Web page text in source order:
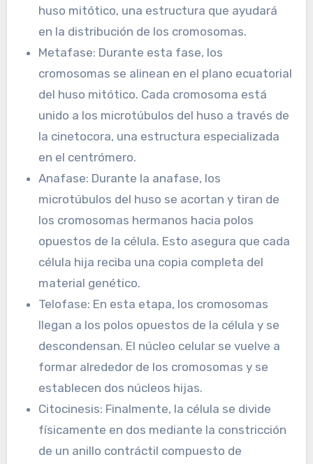
huso mitótico, una estructura que ayudará
en la distribución de los cromosomas.
Metafase: Durante esta fase, los
cromosomas se alinean en el plano ecuatorial
del huso mitótico. Cada cromosoma está
unido a los microtúbulos del huso a través de
la cinetocora, una estructura especializada
en el centrómero.
Anafase: Durante la anafase, los
microtúbulos del huso se acortan y tiran de
los cromosomas hermanos hacia polos
opuestos de la célula. Esto asegura que cada
célula hija reciba una copia completa del
material genético.
Telofase: En esta etapa, los cromosomas
llegan a los polos opuestos de la célula y se
descondensan. El núcleo celular se vuelve a
formar alrededor de los cromosomas y se
establecen dos núcleos hijas.
Citocinesis: Finalmente, la célula se divide
físicamente en dos mediante la constricción
de un anillo contráctil compuesto de